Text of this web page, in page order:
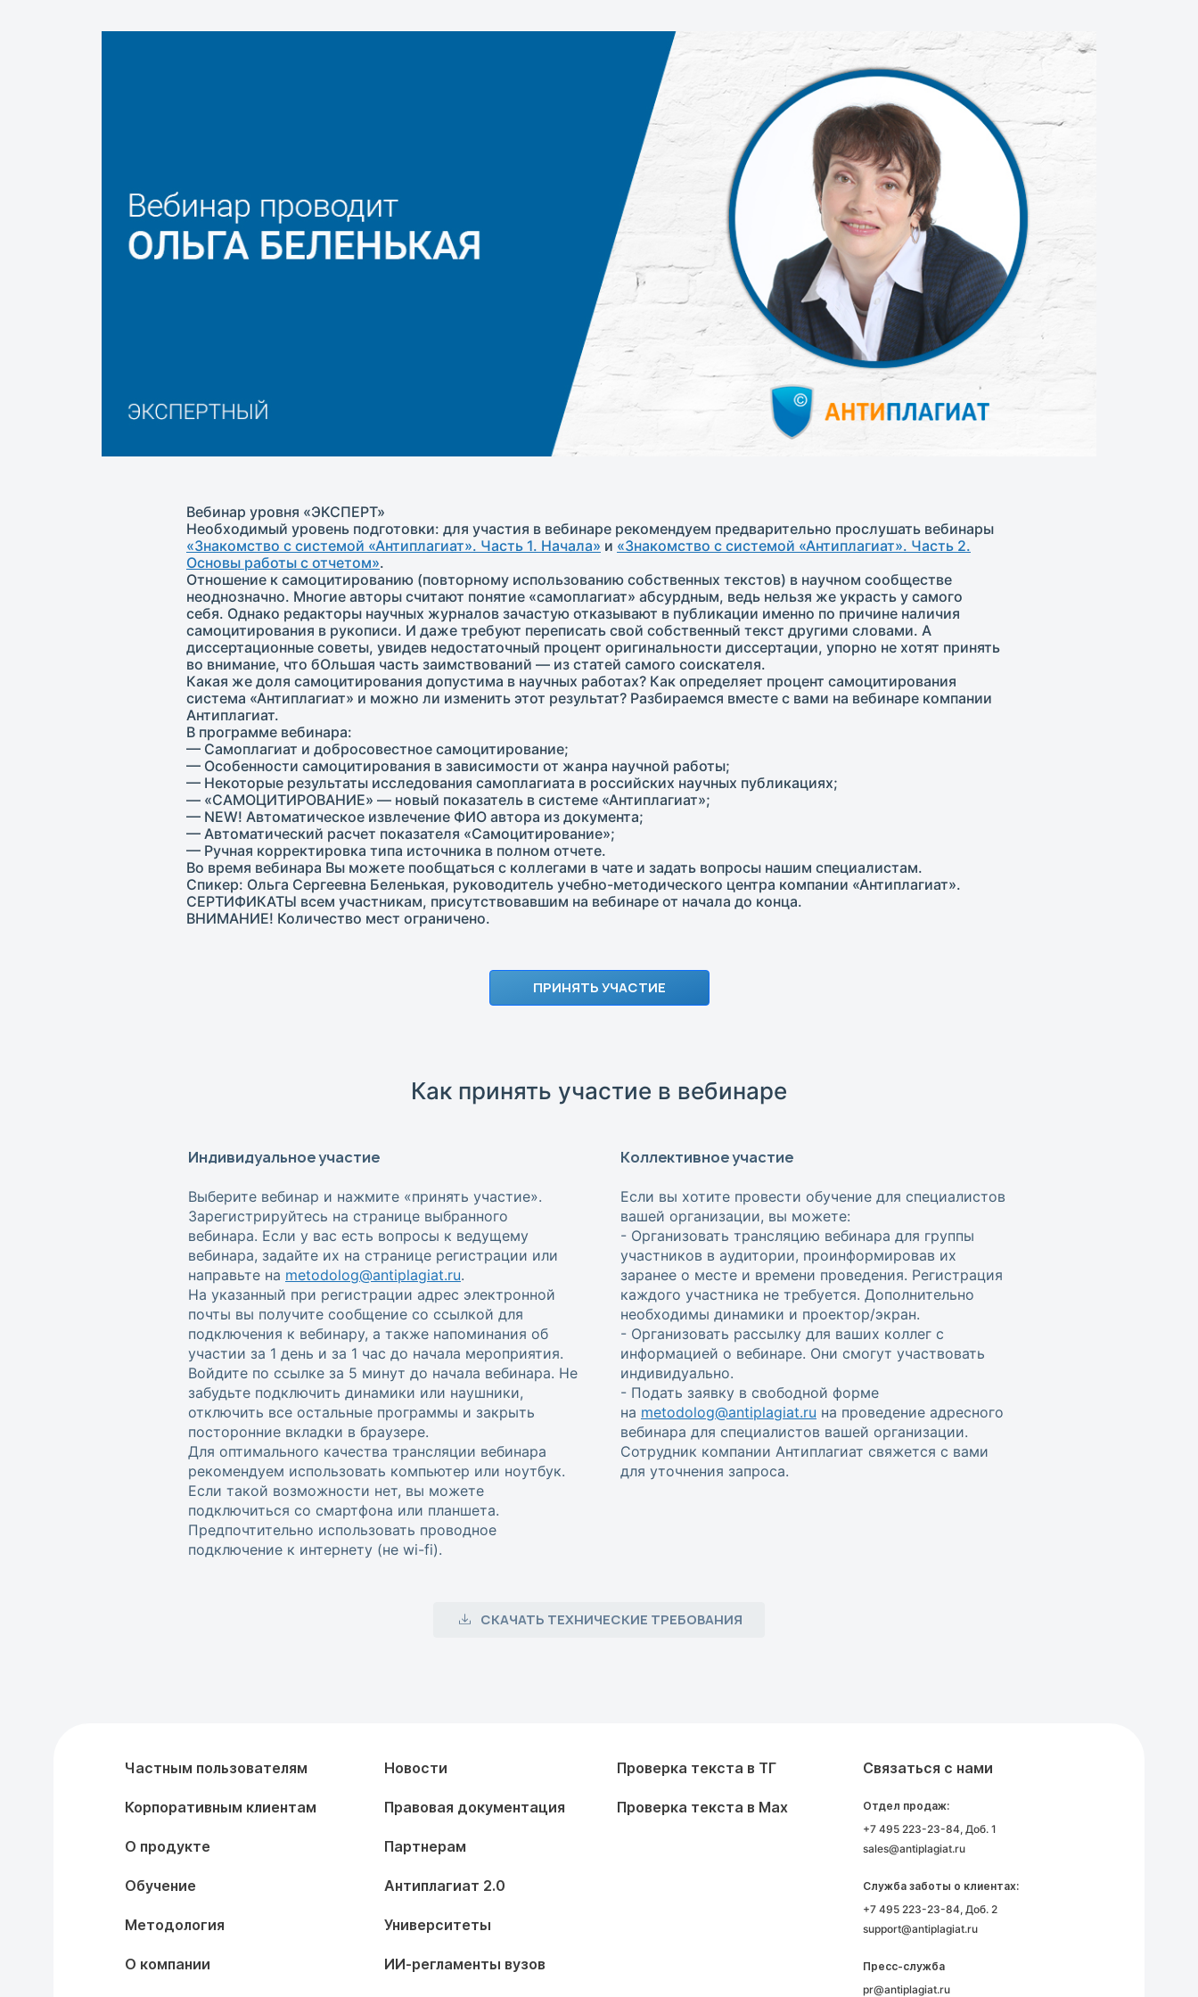
Вебинар уровня «ЭКСПЕРТ»
Необходимый уровень подготовки: для участия в вебинаре рекомендуем предварительно прослушать вебинары
«Знакомство с системой «Антиплагиат». Часть 1. Начала» и «Знакомство с системой «Антиплагиат». Часть 2.
Основы работы с отчетом».
Отношение к самоцитированию (повторному использованию собственных текстов) в научном сообществе
неоднозначно. Многие авторы считают понятие «самоплагиат» абсурдным, ведь нельзя же украсть у самого
себя. Однако редакторы научных журналов зачастую отказывают в публикации именно по причине наличия
самоцитирования в рукописи. И даже требуют переписать свой собственный текст другими словами. А
диссертационные советы, увидев недостаточный процент оригинальности диссертации, упорно не хотят принять
во внимание, что бОльшая часть заимствований — из статей самого соискателя.
Какая же доля самоцитирования допустима в научных работах? Как определяет процент самоцитирования
система «Антиплагиат» и можно ли изменить этот результат? Разбираемся вместе с вами на вебинаре компании
Антиплагиат.
В программе вебинара:
— Самоплагиат и добросовестное самоцитирование;
— Особенности самоцитирования в зависимости от жанра научной работы;
— Некоторые результаты исследования самоплагиата в российских научных публикациях;
— «САМОЦИТИРОВАНИЕ» — новый показатель в системе «Антиплагиат»;
— NEW! Автоматическое извлечение ФИО автора из документа;
— Автоматический расчет показателя «Самоцитирование»;
— Ручная корректировка типа источника в полном отчете.
Во время вебинара Вы можете пообщаться с коллегами в чате и задать вопросы нашим специалистам.
Спикер: Ольга Сергеевна Беленькая, руководитель учебно-методического центра компании «Антиплагиат».
СЕРТИФИКАТЫ всем участникам, присутствовавшим на вебинаре от начала до конца.
ВНИМАНИЕ! Количество мест ограничено.
ПРИНЯТЬ УЧАСТИЕ
Как принять участие в вебинаре
Индивидуальное участие
Выберите вебинар и нажмите «принять участие».
Зарегистрируйтесь на странице выбранного
вебинара. Если у вас есть вопросы к ведущему
вебинара, задайте их на странице регистрации или
направьте на metodolog@antiplagiat.ru.
На указанный при регистрации адрес электронной
почты вы получите сообщение со ссылкой для
подключения к вебинару, а также напоминания об
участии за 1 день и за 1 час до начала мероприятия.
Войдите по ссылке за 5 минут до начала вебинара. Не
забудьте подключить динамики или наушники,
отключить все остальные программы и закрыть
посторонние вкладки в браузере.
Для оптимального качества трансляции вебинара
рекомендуем использовать компьютер или ноутбук.
Если такой возможности нет, вы можете
подключиться со смартфона или планшета.
Предпочтительно использовать проводное
подключение к интернету (не wi-fi).
Коллективное участие
Если вы хотите провести обучение для специалистов
вашей организации, вы можете:
- Организовать трансляцию вебинара для группы
участников в аудитории, проинформировав их
заранее о месте и времени проведения. Регистрация
каждого участника не требуется. Дополнительно
необходимы динамики и проектор/экран.
- Организовать рассылку для ваших коллег с
информацией о вебинаре. Они смогут участвовать
индивидуально.
- Подать заявку в свободной форме
на metodolog@antiplagiat.ru на проведение адресного
вебинара для специалистов вашей организации.
Сотрудник компании Антиплагиат свяжется с вами
для уточнения запроса.
СКАЧАТЬ ТЕХНИЧЕСКИЕ ТРЕБОВАНИЯ
Частным пользователям
Корпоративным клиентам
О продукте
Обучение
Методология
О компании
Новости
Правовая документация
Партнерам
Антиплагиат 2.0
Университеты
ИИ-регламенты вузов
Проверка текста в ТГ
Проверка текста в Max
Связаться с нами
Отдел продаж:
+7 495 223-23-84, Доб. 1
sales@antiplagiat.ru
Служба заботы о клиентах:
+7 495 223-23-84, Доб. 2
support@antiplagiat.ru
Пресс-служба
pr@antiplagiat.ru